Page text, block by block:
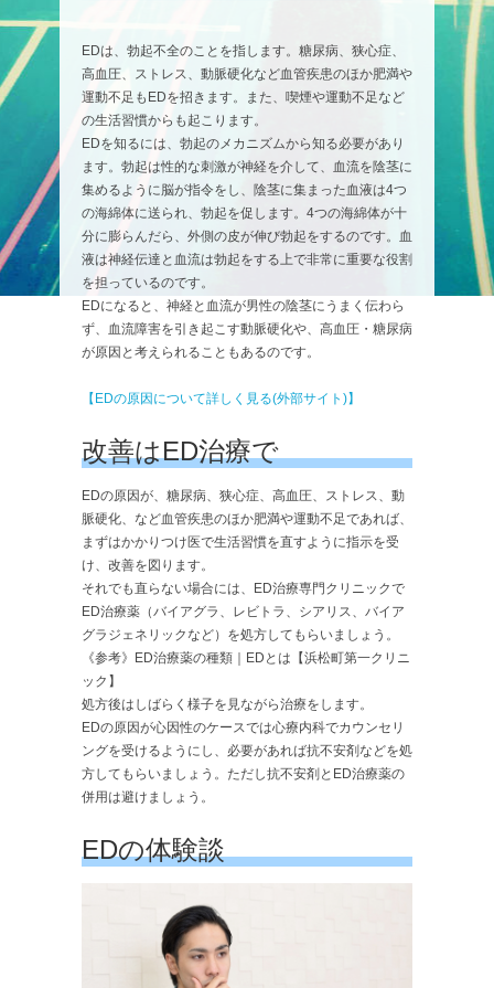
EDは、勃起不全のことを指します。糖尿病、狭心症、
高血圧、ストレス、動脈硬化など血管疾患のほか肥満や
運動不足もEDを招きます。また、喫煙や運動不足など
の生活習慣からも起こります。
EDを知るには、勃起のメカニズムから知る必要があり
ます。勃起は性的な刺激が神経を介して、血流を陰茎に
集めるように脳が指令をし、陰茎に集まった血液は4つ
の海綿体に送られ、勃起を促します。4つの海綿体が十
分に膨らんだら、外側の皮が伸び勃起をするのです。血
液は神経伝達と血流は勃起をする上で非常に重要な役割
を担っているのです。
EDになると、神経と血流が男性の陰茎にうまく伝わら
ず、血流障害を引き起こす動脈硬化や、高血圧・糖尿病
が原因と考えられることもあるのです。
【EDの原因について詳しく見る(外部サイト)】
改善はED治療で
EDの原因が、糖尿病、狭心症、高血圧、ストレス、動
脈硬化、など血管疾患のほか肥満や運動不足であれば、
まずはかかりつけ医で生活習慣を直すように指示を受
け、改善を図ります。
それでも直らない場合には、ED治療専門クリニックで
ED治療薬（バイアグラ、レビトラ、シアリス、バイア
グラジェネリックなど）を処方してもらいましょう。
《参考》ED治療薬の種類｜EDとは【浜松町第一クリニ
ック】
処方後はしばらく様子を見ながら治療をします。
EDの原因が心因性のケースでは心療内科でカウンセリ
ングを受けるようにし、必要があれば抗不安剤などを処
方してもらいましょう。ただし抗不安剤とED治療薬の
併用は避けましょう。
EDの体験談